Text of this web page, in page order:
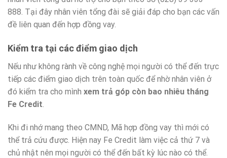
888. Tại đây nhân viên tổng đài sẽ giải đáp cho bạn các vấn
đề liên quan đến hợp đồng vay.
Kiểm tra tại các điểm giao dịch
Nếu như không rành về công nghệ mọi người có thể đến trực
tiếp các điểm giao dịch trên toàn quốc để nhờ nhân viên ở
đó kiểm tra cho mình xem trả góp còn bao nhiêu tháng
Fe Credit.
Khi đi nhớ mang theo CMND, Mã hợp đồng vay thì mới có
thể trả cứu được. Hiện nay Fe Credit làm việc cả thứ 7 và
chủ nhật nên mọi người có thể đến bất kỳ lúc nào có thể.